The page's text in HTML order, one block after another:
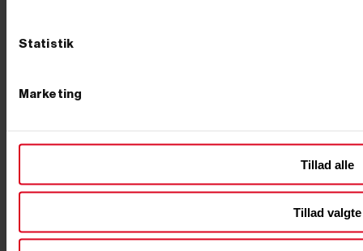
Statistik
Marketing
Tillad alle
Tillad valgte
jordtyper og fås i både hånddrevne og motoriserede
benzindrevne modeller, reducerer fysisk belastning og
gør det nemmere at bore i hård jord. Præcise resultater:
arbejdsområde. Det er et alsidigt værktøj, der hurtigt
kan tjene sig selv hjem gennem høj effektivitet og
pælebor, er det vigtigt at overveje både pris og kvalitet.
Hos PrimusDanmark tilbyder vi kvalitetsprodukter til
konkurrencedygtige priser. Vi har både til dig, der
søger en mere økonomisk løsning, og til dig der søger